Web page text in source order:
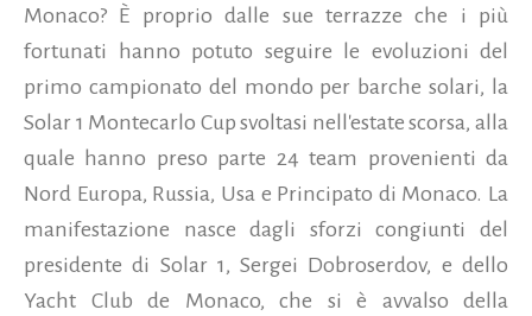
Monaco? È proprio dalle sue terrazze che i più
fortunati hanno potuto seguire le evoluzioni del
primo campionato del mondo per barche solari, la
Solar 1 Montecarlo Cup svoltasi nell'estate scorsa, alla
quale hanno preso parte 24 team provenienti da
Nord Europa, Russia, Usa e Principato di Monaco. La
manifestazione nasce dagli sforzi congiunti del
presidente di Solar 1, Sergei Dobroserdov, e dello
Yacht Club de Monaco, che si è avvalso della